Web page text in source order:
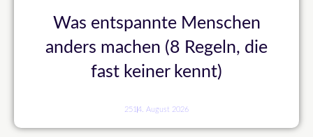
Was entspannte Menschen
anders machen (8 Regeln, die
fast keiner kennt)
2514. August 2026